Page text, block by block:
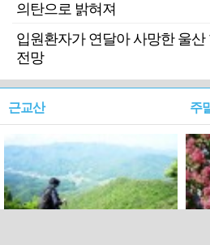
의탄으로 밝혀져
입원환자가 연달아 사망한 울산
전망
근교산 주